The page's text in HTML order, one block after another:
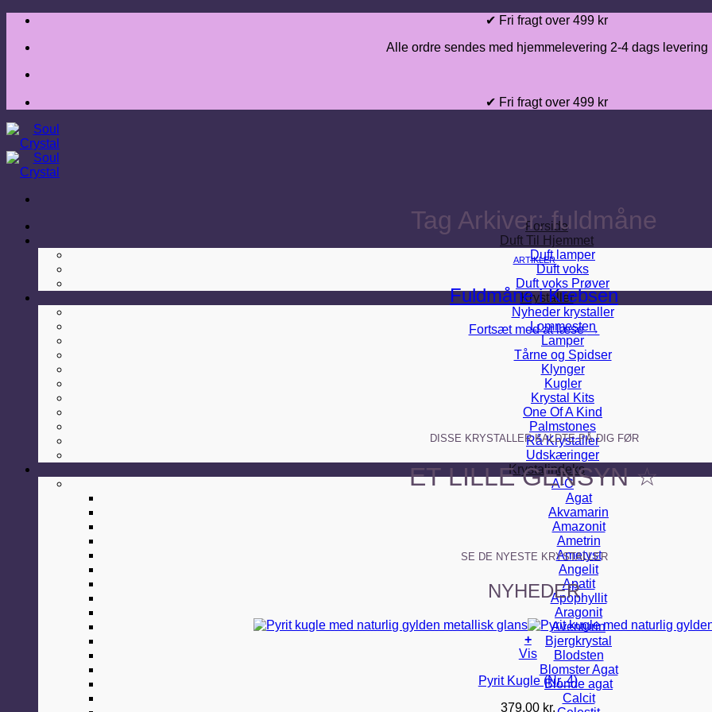
Fortsæt
indhold
✔ Fri fragt over 499 kr
Alle ordre sendes med hjemmelevering 2-4 dags levering
✔ Fri fragt over 499 kr
Forside
Duft Til Hjemmet
Duft lamper
Duft voks
Duft voks Prøver
Krystaller
Nyheder krystaller
Lommesten
Lamper
Tårne og Spidser
Klynger
Kugler
Krystal Kits
One Of A Kind
Palmstones
Rå Krystaller
Udskæringer
Krystalindeks
A-C
Agat
Akvamarin
Amazonit
Ametrin
Ametyst
Angelit
Apatit
Apophyllit
Aragonit
Aventurin
Bjergkrystal
Blodsten
Blomster Agat
Blonde agat
Calcit
Tag Arkiver:fuldmåne
ARTIKLER
Fuldmåne i Krebsen
Fortsæt med at læse→
DISSE KRYSTALLER KALDTE PÅ DIG FØR
ET LILLE GENSYN ☆
SE DE NYESTE KRYSTALLER
NYHEDER
+
Vis
Pyrit Kugle (Nr. 4)
379,00 kr.